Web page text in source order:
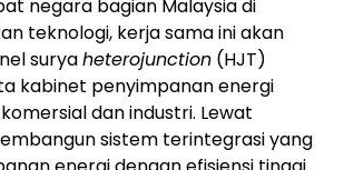
negara bagian Malaysia di
teknologi, kerja sama ini akan
suryaheterojunction (HJT)
kabinet penyimpanan energi
dan industri. Lewat
sistem terintegrasi yang